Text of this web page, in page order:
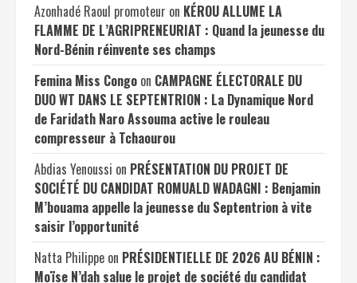
Azonhadé Raoul promoteur on KÉROU ALLUME LA
FLAMME DE L’AGRIPRENEURIAT : Quand la jeunesse du
Nord-Bénin réinvente ses champs
Femina Miss Congo on CAMPAGNE ÉLECTORALE DU
DUO WT DANS LE SEPTENTRION : La Dynamique Nord
de Faridath Naro Assouma active le rouleau
compresseur à Tchaourou
Abdias Yenoussi on PRÉSENTATION DU PROJET DE
SOCIÉTÉ DU CANDIDAT ROMUALD WADAGNI : Benjamin
M’bouama appelle la jeunesse du Septentrion à vite
saisir l’opportunité
Natta Philippe on PRÉSIDENTIELLE DE 2026 AU BÉNIN :
Moïse N’dah salue le projet de société du candidat